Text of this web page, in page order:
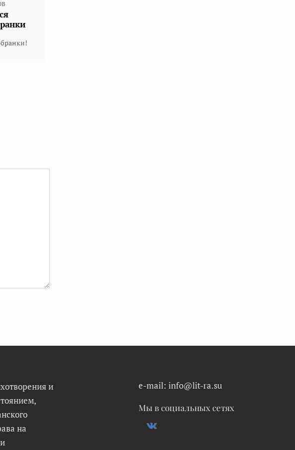
и
на
e-mail: info@lit-ra.su
Мы в социальных сетях